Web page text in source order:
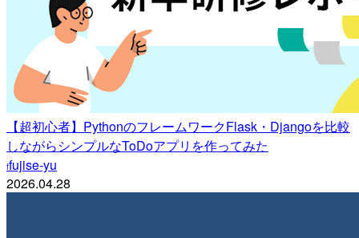
【超初心者】PythonのフレームワークFlask・Djangoを比較
しながらシンプルなToDoアプリを作ってみた
ffujise-yu
2026.04.28